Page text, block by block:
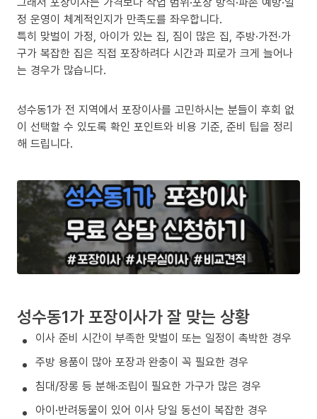
정 운영이 체계적인지가 만족도를 좌우합니다.
특히 맞벌이 가정, 아이가 있는 집, 짐이 많은 집, 주방·가전·가
구가 복잡한 집은 직접 포장하려다 시간과 피로가 크게 늘어나
는 경우가 많습니다.
성수동1가 전 지역에서 포장이사를 고민하시는 분들이 후회 없
이 선택할 수 있도록 확인 포인트와 비용 기준, 준비 팁을 정리
해 드립니다.
성수동1가 포장이사가 잘 맞는 상황
이사 준비 시간이 부족한 맞벌이 또는 일정이 촉박한 경우
주방 용품이 많아 포장과 완충이 꼭 필요한 경우
침대/장롱 등 분해·조립이 필요한 가구가 많은 경우
아이·반려동물이 있어 이사 당일 동선이 복잡한 경우